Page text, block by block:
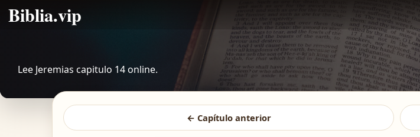
Biblia.vip
Lee Jeremias capitulo 14 online.
← Capítulo anterior